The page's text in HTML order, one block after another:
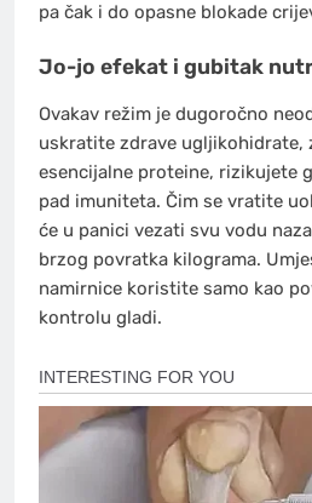
pa čak i do opasne blokade
Jo-jo efekat i gubitak
Ovakav režim je dugoročno
uskratite zdrave ugljikohidrate,
esencijalne proteine, rizikujete
pad imuniteta. Čim se vratite
će u panici vezati svu vodu
brzog povratka kilograma.
namirnice koristite samo kao
kontrolu gladi.